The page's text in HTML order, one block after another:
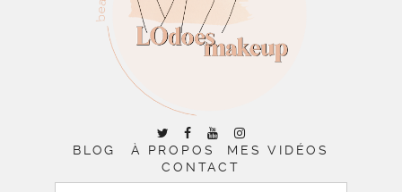
BLOG À PROPOS
MES VIDÉOS
CONTACT
RECHERCHER :